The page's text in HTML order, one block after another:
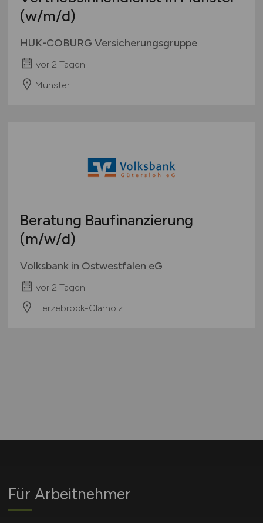
(w/m/d)
HUK-COBURG Versicherungsgruppe
vor 2 Tagen
Münster
Beratung Baufinanzierung
(m/w/d)
Volksbank in Ostwestfalen eG
vor 2 Tagen
Herzebrock-Clarholz
Für Arbeitnehmer